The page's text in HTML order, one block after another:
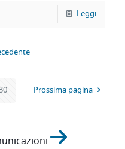
Leggi
Prossima pagina